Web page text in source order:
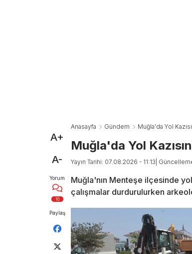
A+
A-
Yorum
10
Paylaş
Anasayfa Gündem Muğla'da Yol
Muğla'da Yol
Yayın Tarihi: 07.08.2026 - 11:13 |
Muğla'nın Menteşe ilçesinde yol
çalışmalar durdurulurken